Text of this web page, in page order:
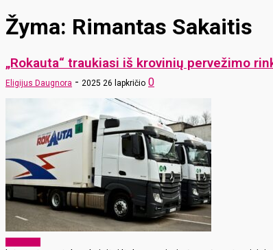
Žyma: Rimantas Sakaitis
„Rokauta“ traukiasi iš krovinių pervežimo
Eligijus Daugnora - 2025 26 lapkričio 0